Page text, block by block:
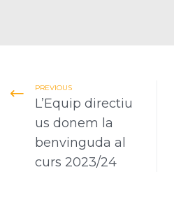
PREVIOUS
L’Equip directiu
us donem la
benvinguda al
curs 2023/24